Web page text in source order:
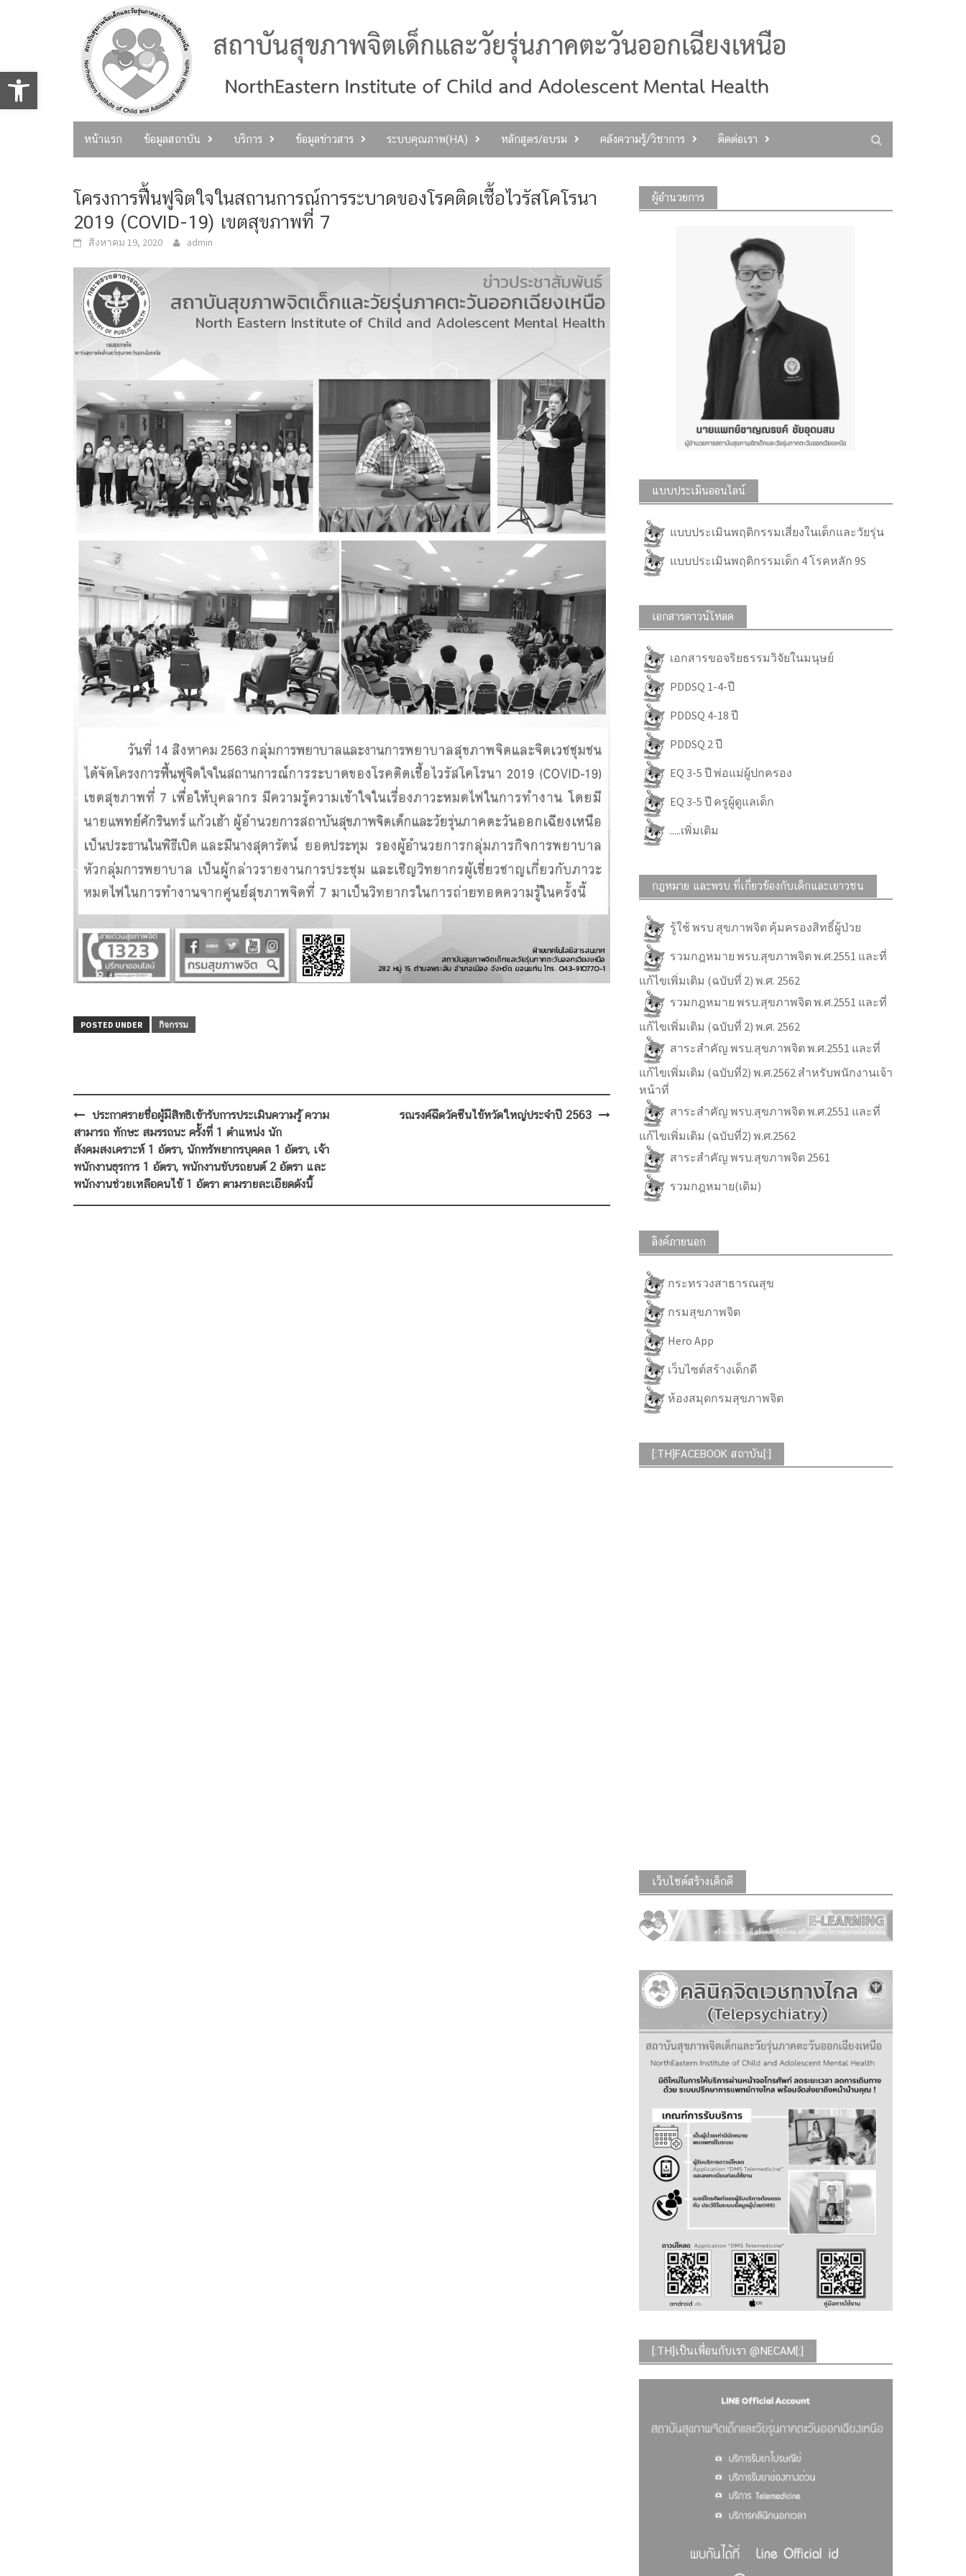
Open toolbar
หน้าแรก ข้อมูลสถาบัน บริการ ข้อมูลข่าวสาร ระบบคุณภาพ(HA) หลักสูตร/อบรม คลังความรู้/วิชาการ ติดต่อเรา
โครงการ​ฟื้นฟูจิตใจในสถานการณ์การระบาดของโรคติดเชื้อไวรัสโคโรนา​
2019 (COVID-19) เขตสุขภาพที่ 7
สิงหาคม 19, 2020 admin
POSTED UNDER กิจกรรม
Post
navigation
ประกาศรายชื่อผู้มีสิทธิเข้ารับการประเมินความรู้ ความ
สามารถ ทักษะ สมรรถนะ ครั้งที่ 1 ตำแหน่ง นัก
สังคมสงเคราะห์ 1 อัตรา, นักทรัพยากรบุคคล 1 อัตรา, เจ้า
พนักงานธุรการ 1 อัตรา, พนักงานขับรถยนต์ 2 อัตรา และ
พนักงานช่วยเหลือคนไข้ 1 อัตรา ตามรายละเอียดดังนี้
รณรงค์ฉีดวัคซีนไข้หวัดใหญ่ประจำปี 2563
ผู้อำนวยการ
แบบประเมินออนไลน์
แบบประเมินพฤติกรรมเสี่ยงในเด็กและวัยรุ่น
แบบประเมินพฤติกรรมเด็ก 4 โรคหลัก 9S
เอกสารดาวน์โหลด
เอกสารขอจริยธรรมวิจัยในมนุษย์
PDDSQ 1-4-ปี
PDDSQ 4-18 ปี
PDDSQ 2 ปี
EQ 3-5 ปี พ่อแม่ผู้ปกครอง
EQ 3-5 ปี ครูผู้ดูแลเด็ก
.....เพิ่มเติม
กฎหมาย และพรบ.ที่เกี่ยวข้องกับเด็กและเยาวชน
รู้ใช้ พรบ สุขภาพจิต คุ้มครองสิทธิ์ผู้ป่วย
รวมกฎหมาย พรบ.สุขภาพจิต พ.ศ.2551 และที่
แก้ไขเพิ่มเติม (ฉบับที่ 2) พ.ศ. 2562
รวมกฎหมาย พรบ.สุขภาพจิต พ.ศ.2551 และที่
แก้ไขเพิ่มเติม (ฉบับที่ 2) พ.ศ. 2562
สาระสำคัญ พรบ.สุขภาพจิต พ.ศ.2551 และที่
แก้ไขเพิ่มเติม (ฉบับที่2) พ.ศ.2562 สำหรับพนักงานเจ้า
หน้าที่
สาระสำคัญ พรบ.สุขภาพจิต พ.ศ.2551 และที่
แก้ไขเพิ่มเติม (ฉบับที่2) พ.ศ.2562
สาระสำคัญ พรบ.สุขภาพจิต 2561
รวมกฎหมาย(เดิม)
ลิงค์ภายนอก
กระทรวงสาธารณสุข
กรมสุขภาพจิต
Hero App
เว็บไซต์สร้างเด็กดี
ห้องสมุดกรมสุขภาพจิต
[:TH]FACEBOOK สถาบัน[:]
เว็บไซต์สร้างเด็กดี
[:TH]เป็นเพื่อนกับเรา @NECAM[:]